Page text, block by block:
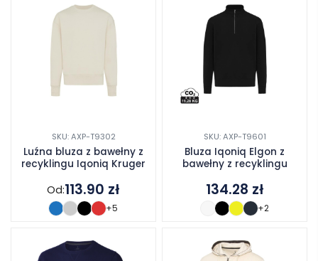
SKU: AXP-T9302
Luźna bluza z bawełny z
recyklingu Iqoniq Kruger
Od:113.90 zł
+5
SKU: AXP-T9601
Bluza Iqoniq Elgon z
bawełny z recyklingu
134.28 zł
+2